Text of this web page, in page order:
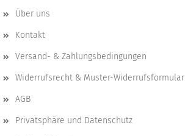
Über uns
Kontakt
Versand- & Zahlungsbedingungen
Widerrufsrecht & Muster-Widerrufsformular
AGB
Privatsphäre und Datenschutz